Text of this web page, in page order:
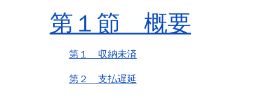
第１節 概要
第１ 収納未済
第２ 支払遅延